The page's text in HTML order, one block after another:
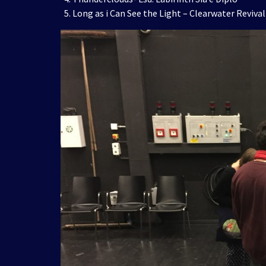
Long as i Can See the Light – Clearwater Revival